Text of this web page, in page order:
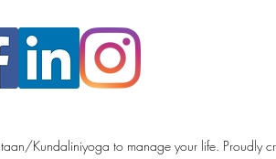
Kundaliniyoga to manage your life. Proudly